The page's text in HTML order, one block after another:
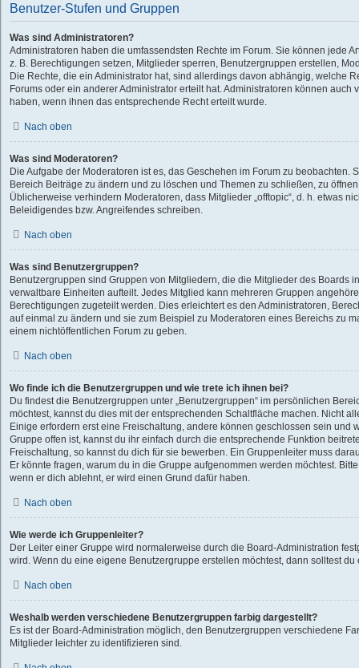
Benutzer-Stufen und Gruppen
Was sind Administratoren?
Administratoren haben die umfassendsten Rechte im Forum. Sie können jede
z. B. Berechtigungen setzen, Mitglieder sperren, Benutzergruppen erstellen,
Die Rechte, die ein Administrator hat, sind allerdings davon abhängig, welche
Forums oder ein anderer Administrator erteilt hat. Administratoren können
haben, wenn ihnen das entsprechende Recht erteilt wurde.
Nach oben
Was sind Moderatoren?
Die Aufgabe der Moderatoren ist es, das Geschehen im Forum zu beobachten.
Bereich Beiträge zu ändern und zu löschen und Themen zu schließen, zu
Üblicherweise verhindern Moderatoren, dass Mitglieder „offtopic“, d. h. etwas
Beleidigendes bzw. Angreifendes schreiben.
Nach oben
Was sind Benutzergruppen?
Benutzergruppen sind Gruppen von Mitgliedern, die die Mitglieder des Boards
verwaltbare Einheiten aufteilt. Jedes Mitglied kann mehreren Gruppen
Berechtigungen zugeteilt werden. Dies erleichtert es den Administratoren,
auf einmal zu ändern und sie zum Beispiel zu Moderatoren eines Bereichs zu
einem nichtöffentlichen Forum zu geben.
Nach oben
Wo finde ich die Benutzergruppen und wie trete ich ihnen bei?
Du findest die Benutzergruppen unter „Benutzergruppen“ im persönlichen
möchtest, kannst du dies mit der entsprechenden Schaltfläche machen. Nicht
Einige erfordern erst eine Freischaltung, andere können geschlossen sein und
Gruppe offen ist, kannst du ihr einfach durch die entsprechende Funktion
Freischaltung, so kannst du dich für sie bewerben. Ein Gruppenleiter muss
Er könnte fragen, warum du in die Gruppe aufgenommen werden möchtest.
wenn er dich ablehnt, er wird einen Grund dafür haben.
Nach oben
Wie werde ich Gruppenleiter?
Der Leiter einer Gruppe wird normalerweise durch die Board-Administration
wird. Wenn du eine eigene Benutzergruppe erstellen möchtest, dann solltest
Nach oben
Weshalb werden verschiedene Benutzergruppen farbig dargestellt?
Es ist der Board-Administration möglich, den Benutzergruppen verschiedene
Mitglieder leichter zu identifizieren sind.